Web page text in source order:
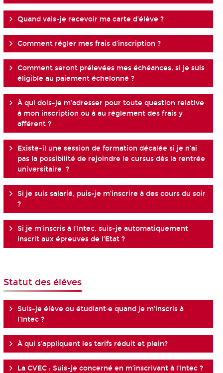
Quand vais-je recevoir ma carte d’élève ?
Comment régler mes frais d’inscription ?
Comment seront prélevées mes échéances, si je suis
éligible au paiement échelonné ?
À qui dois-je m’adresser pour toute question relative
à mon inscription ou à au règlement des frais y
afférent ?
Existe-il une session de formation décalée si je n’ai
pas la possibilité de rejoindre le cursus dès la rentrée
universitaire ?
Si je suis salarié, puis-je m’inscrire à des cours du soir
?
Si je m’inscris à l’Intec, suis-je automatiquement
inscrit aux épreuves de l’Etat ?
Statut des élèves
Suis-je élève ou étudiant·e quand je m’inscris à
l’Intec ?
À qui s’appliquent les tarifs réduit et plein?
La CVEC : Suis-je concerné en m’inscrivant à l’Intec ?